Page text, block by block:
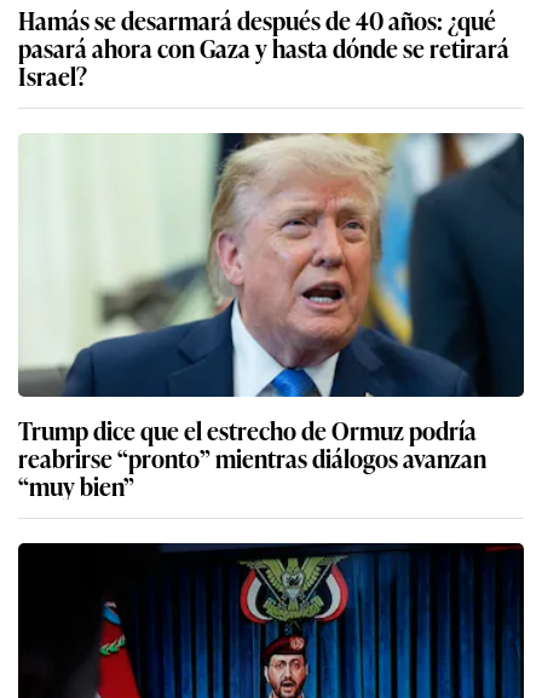
Hamás se desarmará después de 40 años: ¿qué
pasará ahora con Gaza y hasta dónde se retirará
Israel?
Trump dice que el estrecho de Ormuz podría
reabrirse “pronto” mientras diálogos avanzan
“muy bien”